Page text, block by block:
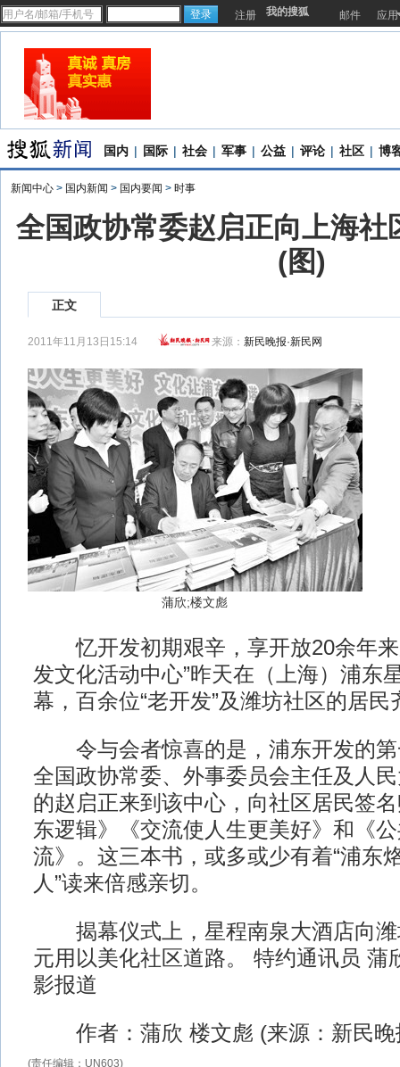
注册 我的搜狐 邮件 应用
国内 | 国际 | 社会 | 军事 | 公益 | 评论 | 社区 | 博
新闻中心 > 国内新闻 > 国内要闻 > 时事
全国政协常委赵启正向上海社
(图)
正文
2011年11月13日15:14 来源： 新民晚报·新民网
蒲欣;楼文彪
忆开发初期艰辛，享开放20余年来
发文化活动中心”昨天在（上海）浦东
幕，百余位“老开发”及潍坊社区的居民
令与会者惊喜的是，浦东开发的第
全国政协常委、外事委员会主任及人
的赵启正来到该中心，向社区居民签
东逻辑》《交流使人生更美好》和《
流》。这三本书，或多或少有着“浦东
人”读来倍感亲切。
揭幕仪式上，星程南泉大酒店向潍
元用以美化社区道路。 特约通讯员 蒲
影报道
作者：蒲欣 楼文彪 (来源：新民晚
(责任编辑：UN603)